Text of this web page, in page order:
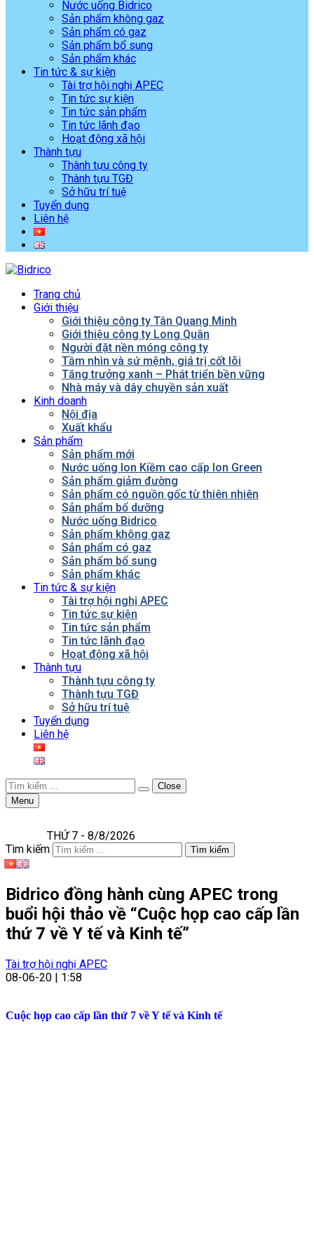
Nước uống Bidrico
Sản phẩm không gaz
Sản phẩm có gaz
Sản phẩm bổ sung
Sản phẩm khác
Tin tức & sự kiện
Tài trợ hội nghị APEC
Tin tức sự kiện
Tin tức sản phẩm
Tin tức lãnh đạo
Hoạt động xã hội
Thành tựu
Thành tựu công ty
Thành tựu TGĐ
Sở hữu trí tuệ
Tuyển dụng
Liên hệ
Trang chủ
Giới thiệu
Giới thiệu công ty Tân Quang Minh
Giới thiệu công ty Long Quân
Người đặt nền móng công ty
Tầm nhìn và sứ mệnh, giá trị cốt lõi
Tăng trưởng xanh – Phát triển bền vững
Nhà máy và dây chuyền sản xuất
Kinh doanh
Nội địa
Xuất khẩu
Sản phẩm
Sản phẩm mới
Nước uống Ion Kiềm cao cấp Ion Green
Sản phẩm giảm đường
Sản phẩm có nguồn gốc từ thiên nhiên
Sản phẩm bổ dưỡng
Nước uống Bidrico
Sản phẩm không gaz
Sản phẩm có gaz
Sản phẩm bổ sung
Sản phẩm khác
Tin tức & sự kiện
Tài trợ hội nghị APEC
Tin tức sự kiện
Tin tức sản phẩm
Tin tức lãnh đạo
Hoạt động xã hội
Thành tựu
Thành tựu công ty
Thành tựu TGĐ
Sở hữu trí tuệ
Tuyển dụng
Liên hệ
Close
Menu
THỨ 7 - 8/8/2026
Tìm kiếm
Tìm kiếm
Bidrico đồng hành cùng APEC trong
buổi hội thảo về “Cuộc họp cao cấp lần
thứ 7 về Y tế và Kinh tế”
Tài trợ hội nghị APEC
08-06-20 | 1:58
Cuộc họp cao cấp lần thứ 7 về Y tế và Kinh tế